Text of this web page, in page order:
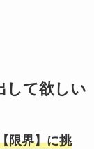
して欲しい
限界】に挑